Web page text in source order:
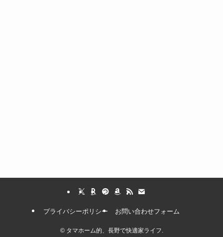
プライバシーポリシー お問い合わせフォーム
©タマホーム的、長野で快適家ライフ.